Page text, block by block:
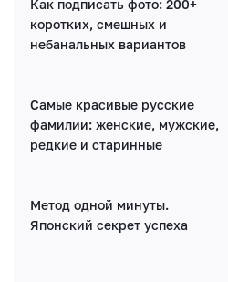
Нет комментариев
Написать комментарий
Имя*
Как подписать фото: 200+
коротких, смешных и
небанальных вариантов
Самые красивые русские
фамилии: женские, мужские,
редкие и старинные
Метод одной минуты.
Японский секрет успеха